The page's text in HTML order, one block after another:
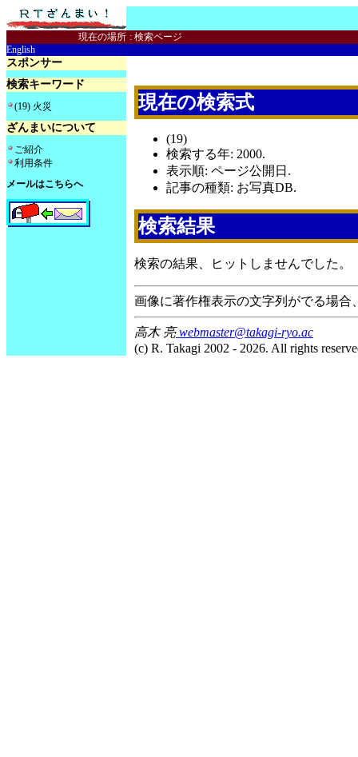
現在の場所 : 検索ページ
English
スポンサー
検索キーワード
(19) 火災
ざんまいについて
ご紹介
利用条件
メールはこちらへ
現在の検索式
(19)
検索する年: 2000.
表示順: ページ公開日.
記事の種類: お写真DB.
検索結果
検索の結果、ヒットしませんでした。
画像に著作権表示の文字列がでる場合
高木 亮webmaster@takagi-ryo.ac
(c) R. Takagi 2002 - 2026. All rights